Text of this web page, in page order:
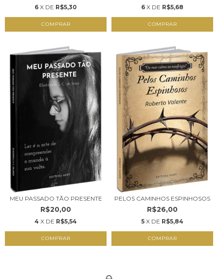
6 X DE R$5,30
COMPRAR
6 X DE R$5,68
COMPRAR
MEU PASSADO TÃO PRESENTE
R$20,00
4 X DE R$5,54
COMPRAR
PELOS CAMINHOS ESPINHOSOS
R$26,00
5 X DE R$5,84
COMPRAR